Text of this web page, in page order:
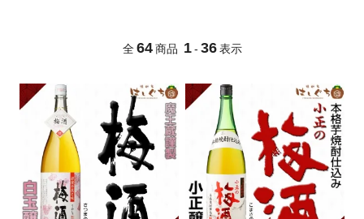
全 64 商品 1 - 36 表示